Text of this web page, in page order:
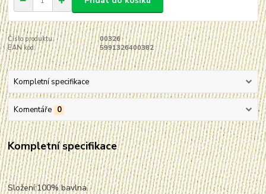
Číslo produktu:
00326
EAN kód:
5991326400382
Kompletní specifikace
Komentáře 0
Kompletní specifikace
Složení:100% bavlna.